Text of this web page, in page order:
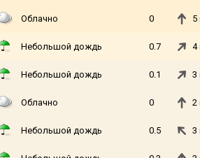
Облачно 0 5
Небольшой дождь 0.7 4
Небольшой дождь 0.1 3
Облачно 0 2
Небольшой дождь 0.5 3